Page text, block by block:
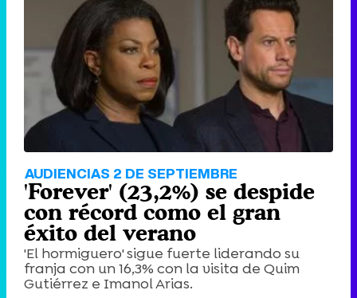
AUDIENCIAS 2 DE SEPTIEMBRE
'Forever' (23,2%) se despide
con récord como el gran
éxito del verano
'El hormiguero' sigue fuerte liderando su
franja con un 16,3% con la visita de Quim
Gutiérrez e Imanol Arias.